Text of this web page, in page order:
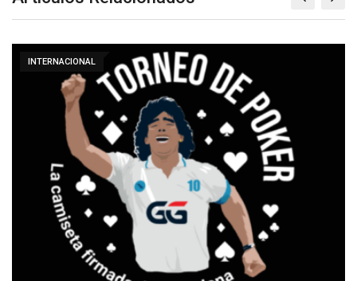
INTERNACIONAL